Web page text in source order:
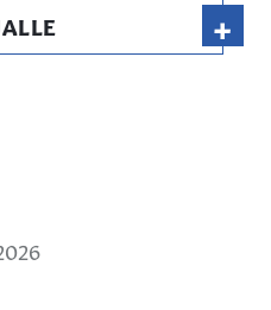
+